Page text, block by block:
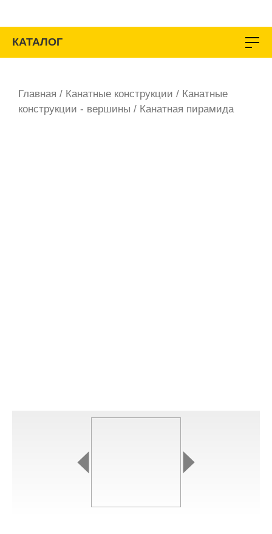
содержимому
КАТАЛОГ
Главная / Канатные конструкции / Канатные
конструкции - вершины / Канатная пирамида